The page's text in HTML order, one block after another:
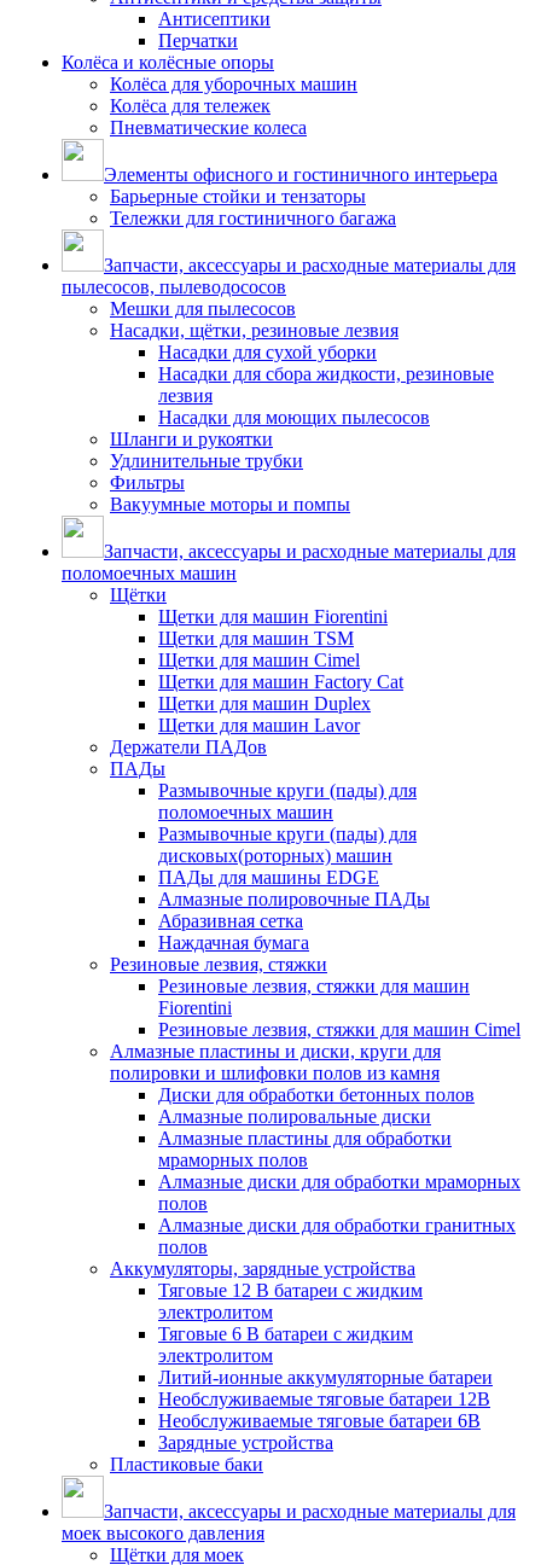
Антисептики
Перчатки
Колёса и колёсные опоры
Колёса для уборочных машин
Колёса для тележек
Пневматические колеса
Элементы офисного и гостиничного интерьера
Барьерные стойки и тензаторы
Тележки для гостиничного багажа
Запчасти, аксессуары и расходные материалы для
пылесосов, пылеводососов
Мешки для пылесосов
Насадки, щётки, резиновые лезвия
Насадки для сухой уборки
Насадки для сбора жидкости, резиновые
лезвия
Насадки для моющих пылесосов
Шланги и рукоятки
Удлинительные трубки
Фильтры
Вакуумные моторы и помпы
Запчасти, аксессуары и расходные материалы для
поломоечных машин
Щётки
Щетки для машин Fiorentini
Щетки для машин TSM
Щетки для машин Cimel
Щетки для машин Factory Cat
Щетки для машин Duplex
Щетки для машин Lavor
Держатели ПАДов
ПАДы
Размывочные круги (пады) для
поломоечных машин
Размывочные круги (пады) для
дисковых(роторных) машин
ПАДы для машины EDGE
Алмазные полировочные ПАДы
Абразивная сетка
Наждачная бумага
Резиновые лезвия, стяжки
Резиновые лезвия, стяжки для машин
Fiorentini
Резиновые лезвия, стяжки для машин Cimel
Алмазные пластины и диски, круги для
полировки и шлифовки полов из камня
Диски для обработки бетонных полов
Алмазные полировальные диски
Алмазные пластины для обработки
мраморных полов
Алмазные диски для обработки мраморных
полов
Алмазные диски для обработки гранитных
полов
Аккумуляторы, зарядные устройства
Тяговые 12 В батареи с жидким
электролитом
Тяговые 6 В батареи с жидким
электролитом
Литий-ионные аккумуляторные батареи
Необслуживаемые тяговые батареи 12В
Необслуживаемые тяговые батареи 6В
Зарядные устройства
Пластиковые баки
Запчасти, аксессуары и расходные материалы для
моек высокого давления
Щётки для моек